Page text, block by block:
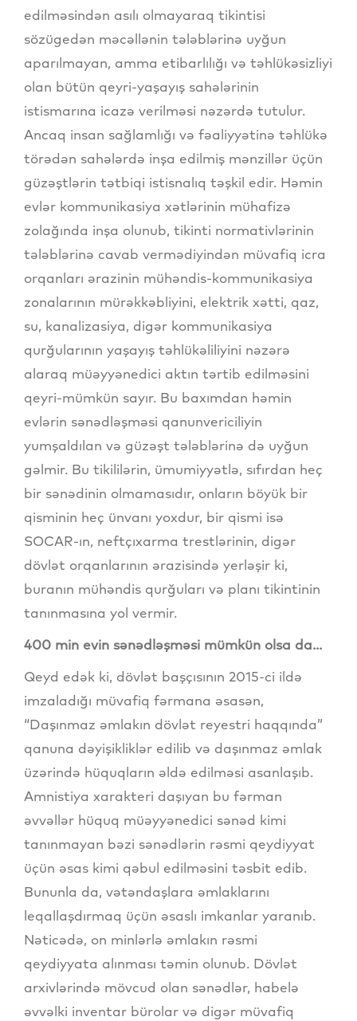
edilməsindən asılı olmayaraq tikintisi
sözügedən məcəllənin tələblərinə uyğun
aparılmayan, amma etibarlılığı və təhlükəsizliyi
olan bütün qeyri-yaşayış sahələrinin
istismarına icazə verilməsi nəzərdə tutulur.
Ancaq insan sağlamlığı və fəaliyyətinə təhlükə
törədən sahələrdə inşa edilmiş mənzillər üçün
güzəştlərin tətbiqi istisnalıq təşkil edir. Həmin
evlər kommunikasiya xətlərinin mühafizə
zolağında inşa olunub, tikinti normativlərinin
tələblərinə cavab vermədiyindən müvafiq icra
orqanları ərazinin mühəndis-kommunikasiya
zonalarının mürəkkəbliyini, elektrik xətti, qaz,
su, kanalizasiya, digər kommunikasiya
qurğularının yaşayış təhlükəliliyini nəzərə
alaraq müəyyənedici aktın tərtib edilməsini
qeyri-mümkün sayır. Bu baxımdan həmin
evlərin sənədləşməsi qanunvericiliyin
yumşaldılan və güzəşt tələblərinə də uyğun
gəlmir. Bu tikililərin, ümumiyyətlə, sıfırdan heç
bir sənədinin olmamasıdır, onların böyük bir
qisminin heç ünvanı yoxdur, bir qismi isə
SOCAR-ın, neftçıxarma trestlərinin, digər
dövlət orqanlarının ərazisində yerləşir ki,
buranın mühəndis qurğuları və planı tikintinin
tanınmasına yol vermir.
400 min evin sənədləşməsi mümkün olsa da...
Qeyd edək ki, dövlət başçısının 2015-ci ildə
imzaladığı müvafiq fərmana əsasən,
“Daşınmaz əmlakın dövlət reyestri haqqında”
qanuna dəyişikliklər edilib və daşınmaz əmlak
üzərində hüquqların əldə edilməsi asanlaşıb.
Amnistiya xarakteri daşıyan bu fərman
əvvəllər hüquq müəyyənedici sənəd kimi
tanınmayan bəzi sənədlərin rəsmi qeydiyyat
üçün əsas kimi qəbul edilməsini təsbit edib.
Bununla da, vətəndaşlara əmlaklarını
leqallaşdırmaq üçün əsaslı imkanlar yaranıb.
Nəticədə, on minlərlə əmlakın rəsmi
qeydiyyata alınması təmin olunub. Dövlət
arxivlərində mövcud olan sənədlər, habelə
əvvəlki inventar bürolar və digər müvafiq